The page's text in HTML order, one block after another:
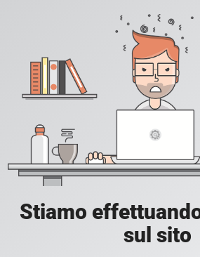
Stiamo
sul sito